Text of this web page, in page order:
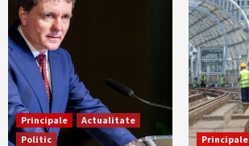
Principale
Actualitate
Politic
Principale